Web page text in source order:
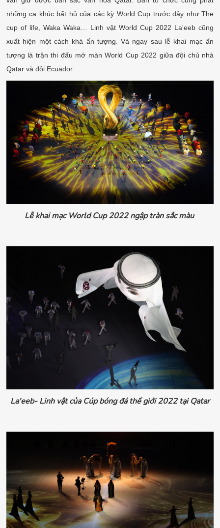
những ca khúc bất hủ của các kỳ World Cup trước đây như The
cup of life, Waka Waka… Linh vật World Cup 2022 La'eeb cũng
xuất hiện một cách khá ấn tượng. Và ngay sau lễ khai mạc ấn
tượng là trận thi đấu mở màn World Cup 2022 giữa đội chủ nhà
Qatar và đội Ecuador.
Lễ khai mạc World Cup 2022 ngập tràn sắc màu
La'eeb- Linh vật của Cúp bóng đá thế giới 2022 tại Qatar